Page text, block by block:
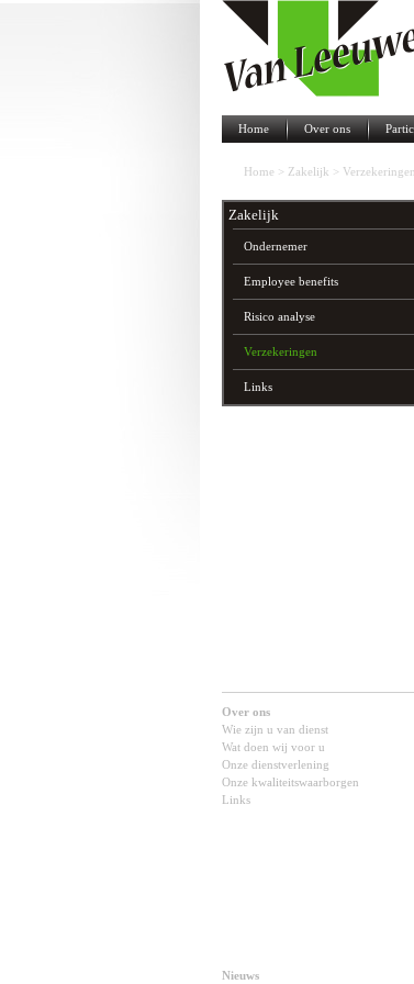
Home Over ons
Home > Zakelijk > Verzekeringen
Zakelijk
Ondernemer
Employee benefits
Risico analyse
Verzekeringen
Links
Over ons
Wie zijn u van dienst
Wat doen wij voor u
Onze dienstverlening
Onze kwaliteitswaarborgen
Links
Nieuws